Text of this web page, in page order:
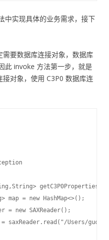
中实现具体的业务需求，接下
要数据库连接对象，数据库
此 invoke 方法第一步，就是
对象，使用 C3P0 数据库连
getC3P0Properties()
map = new HashMap<>();
= new SAXReader();
saxReader.read("/Users/